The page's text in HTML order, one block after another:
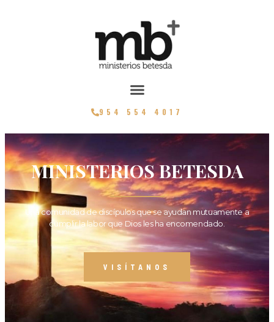
954 554 4017
MINISTERIOS BETESDA
Una comunidad de discípulos que se ayudan mutuamente a
cumplir la labor que Dios les ha encomendado.
VISÍTANOS